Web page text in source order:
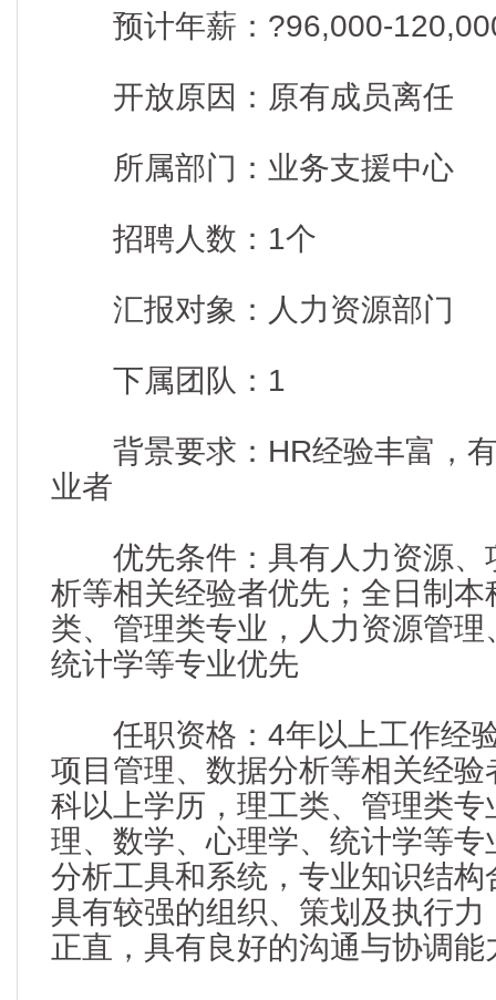
预计年薪：?96,000-
开放原因：原有成员离任
所属部门：业务支援中心
招聘人数：1个
汇报对象：人力资源部门
下属团队：1
背景要求：HR经验丰富，有
业者
优先条件：具有人力资源、
析等相关经验者优先；全日制
类、管理类专业，人力资源管
统计学等专业优先
任职资格：4年以上工作经
项目管理、数据分析等相关经
科以上学历，理工类、管理类
理、数学、心理学、统计学等
分析工具和系统，专业知识结
具有较强的组织、策划及执行
正直，具有良好的沟通与协调能